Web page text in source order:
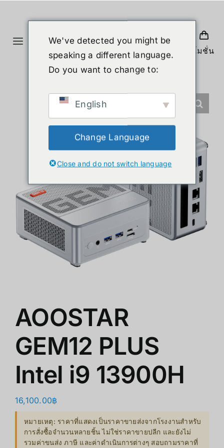
Toggle
Navigation
휴머노이드 로봇
서비스
쇼핑몰
โปรโมชั่น
AOOSTAR
GEM12 PLUS
Intel i9 13900H
16,100.00฿
หมายเหตุ: ราคาที่แสดงเป็นราคาขายส่งจากโรงงานสำหรับ
การสั่งซื้อจำนวนหลายชิ้น ไม่ใช่ราคาขายปลีก และยังไม่
รวมค่าขนส่ง ภาษี และค่าดำเนินการต่างๆ สอบถามราคาที่
We've detected you might be
speaking a different language.
Do you want to change to:
English
Change Language
Close and do not switch language